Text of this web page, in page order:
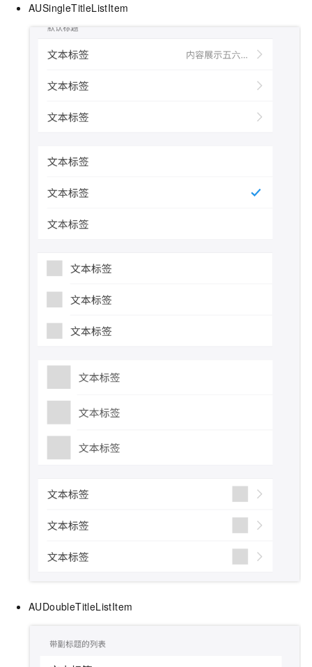
AUSingleTitleListItem
AUDoubleTitleListItem